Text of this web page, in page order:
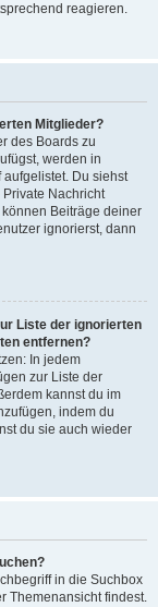
reagieren.
Mitglieder?
des Boards zu
werden in
Du siehst
Nachricht
Beiträge deiner
ignorierst, dann
Liste der ignorierten
entfernen?
In jedem
zur Liste der
kannst du im
indem du
du sie auch wieder
in die Suchbox
Themenansicht findest.